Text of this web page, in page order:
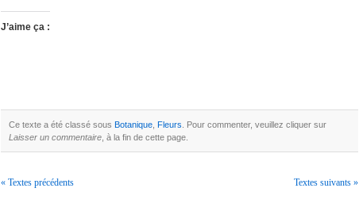
J’aime ça :
Ce texte a été classé sous Botanique Fleurs . Pour commenter, veuillez cliquer sur
Laisser un commentaire , à la fin de cette page.
« Textes précédents Textes suivants »